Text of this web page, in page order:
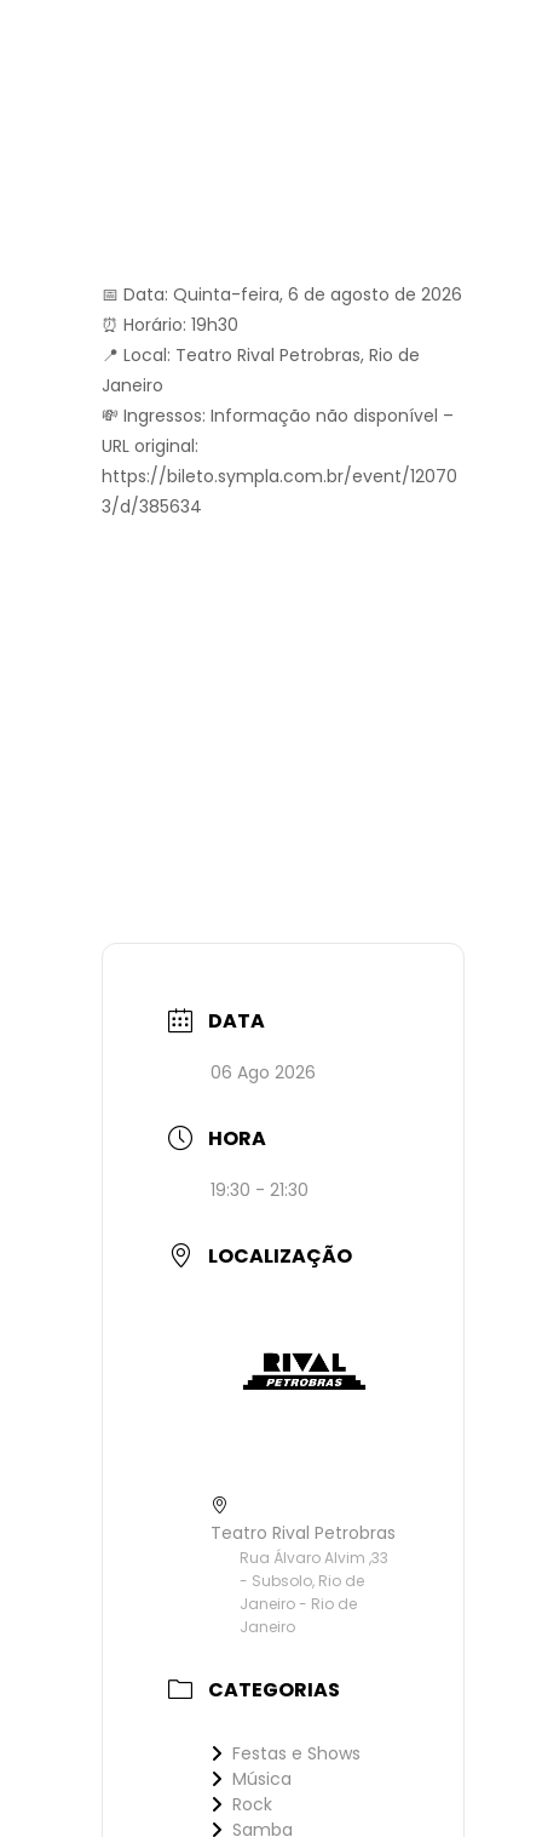
📅 Data: Quinta-feira, 6 de agosto de 2026
⏰ Horário: 19h30
📍 Local: Teatro Rival Petrobras, Rio de
Janeiro
💸 Ingressos: Informação não disponível –
URL original:
https://bileto.sympla.com.br/event/12070
3/d/385634
DATA
06 Ago 2026
HORA
19:30 - 21:30
LOCALIZAÇÃO
Teatro Rival Petrobras
Rua Álvaro Alvim ,33
- Subsolo, Rio de
Janeiro - Rio de
Janeiro
CATEGORIAS
Festas e Shows
Música
Rock
Samba